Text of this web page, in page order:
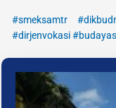
#smeksamtr
#dirjenvokasi